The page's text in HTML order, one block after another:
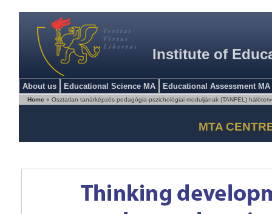
About us Educational Science MA Educational Assessment MA
Institute of
Home » Osztatlan tanárképzés pedagógia-pszichológiai moduljának (TANFEL)
MTA